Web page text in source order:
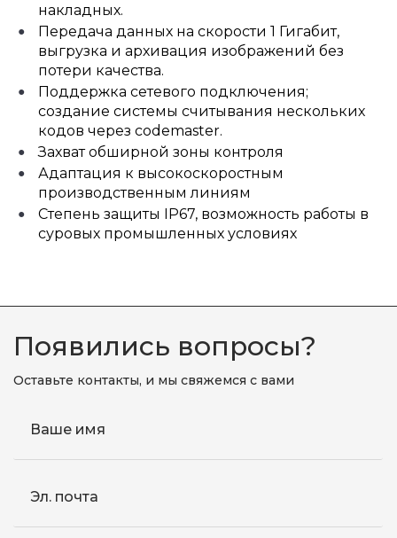
накладных.
Передача данных на скорости 1 Гигабит,
выгрузка и архивация изображений без
потери качества.
Поддержка сетевого подключения;
создание системы считывания нескольких
кодов через codemaster.
Захват обширной зоны контроля
Адаптация к высокоскоростным
производственным линиям
Степень защиты IP67, возможность работы в
суровых промышленных условиях
Появились вопросы?
Оставьте контакты, и мы свяжемся с вами
Ваше имя
Эл. почта